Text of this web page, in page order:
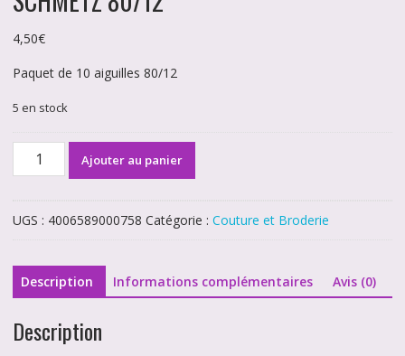
4,50€
Paquet de 10 aiguilles 80/12
5 en stock
quantité
à
universal
SCHMETZ
Ajouter au panier
UGS : 4006589000758 Catégorie : Couture et Broderie
Description Informations complémentaires Avis (0)
Description